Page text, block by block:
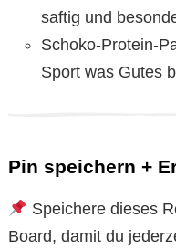
saftig und
Schoko-Protein-
Sport was Gutes
Pin speichern +
Speichere dieses
Board, damit du